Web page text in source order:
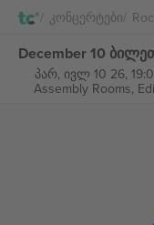
Კონცერტები
December 10
პარ, ივლ 10 26,
Assembly Rooms,